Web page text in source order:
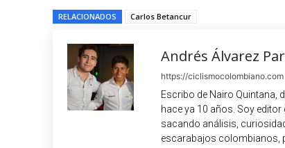
RELACIONADOS Carlos Betancur
Andrés Álvarez
https://ciclismocolombiano.com
Escribo de Nairo Quintana,
hace ya 10 años. Soy
sacando análisis,
escarabajos colombianos,